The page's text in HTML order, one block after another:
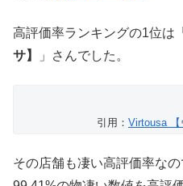
高評価率ランキングの1位は「
サ】
」さんでした。
引用： Virtousa 【
その店舗も凄い高評価率な